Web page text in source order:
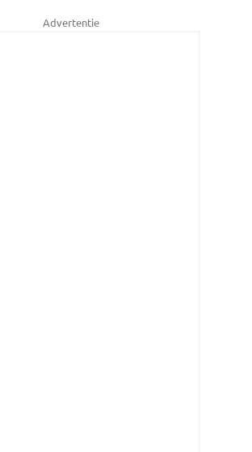
Advertentie